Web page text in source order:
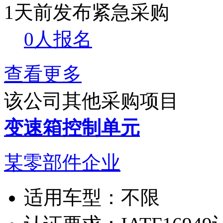
1天前发布紧急采购
0人报名
查看更多
该公司其他采购项目
变速箱控制单元
某零部件企业
适用车型： 不限